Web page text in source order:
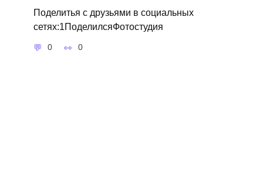
Поделитья с друзьями в социальных
сетях:1ПоделилсяФотостудия
0 0